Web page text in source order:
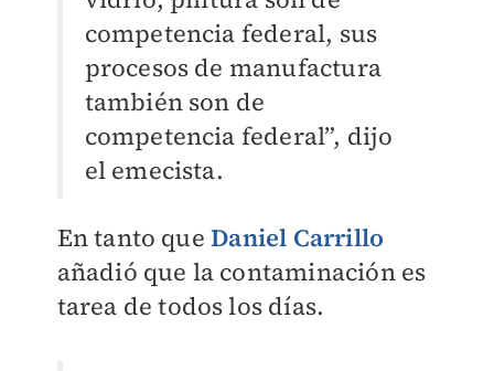
competencia federal, sus
procesos de manufactura
también son de
competencia federal”, dijo
el emecista.
En tanto queDaniel Carrillo
añadió que la contaminación es
tarea de todos los días.